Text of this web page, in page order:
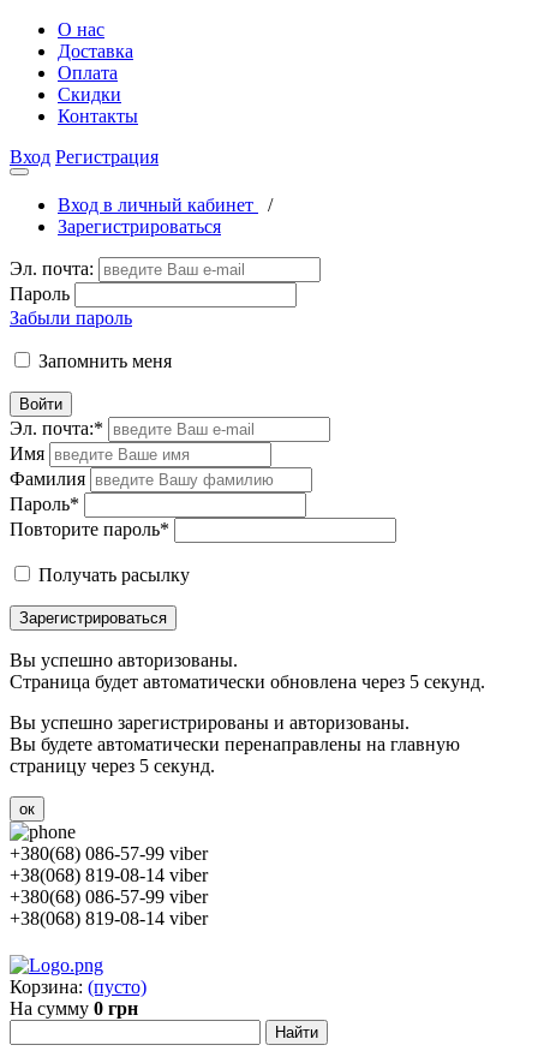
О нас
Доставка
Оплата
Скидки
Контакты
Вход Регистрация
Вход в личный кабинет
/
Зарегистрироваться
Эл. почта:
Пароль
Забыли пароль
Запомнить меня
Войти
Эл. почта:*
Имя
Фамилия
Пароль*
Повторите пароль*
Получать расылку
Зарегистрироваться
Вы успешно авторизованы.
Страница будет автоматически обновлена через 5 секунд.
Вы успешно зарегистрированы и авторизованы.
Вы будете автоматически перенаправлены на главную
страницу через 5 секунд.
ок
+380(68) 086-57-99 viber
+38(068) 819-08-14 viber
+380(68) 086-57-99 viber
+38(068) 819-08-14 viber
Корзина: (пусто)
На сумму 0 грн